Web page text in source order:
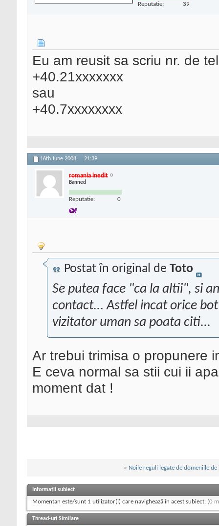
Reputatie: 39
Eu am reusit sa scriu nr. de
+40.21xxxxxxx
sau
+40.7xxxxxxxx
16th June 2008, 21:39
romania inedit
Banned
Reputatie: 0
Postat în original de Toto
Se putea face "ca la altii", si
contact... Astfel incat orice
vizitator uman sa poata citi...
Ar trebui trimisa o propunere
E ceva normal sa stii cui ii
moment dat !
« Noile reguli legate de domeniile
Informații subiect
Momentan este/sunt 1 utilizator(i) care navighează în acest subiect. (0
Thread-uri Similare